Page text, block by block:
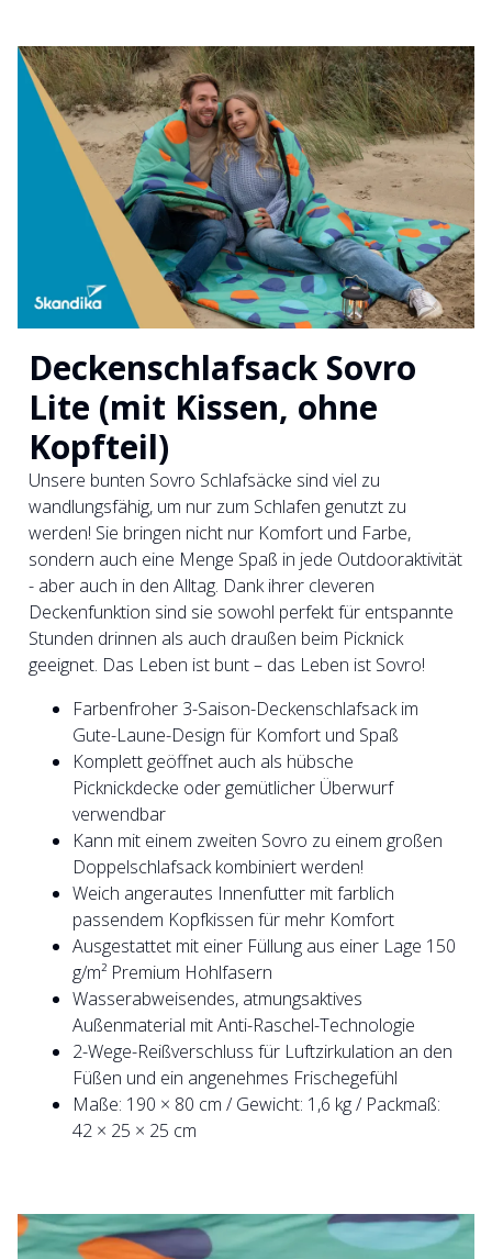
Deckenschlafsack Sovro
Lite (mit Kissen, ohne
Kopfteil)
Unsere bunten Sovro Schlafsäcke sind viel zu
wandlungsfähig, um nur zum Schlafen genutzt zu
werden! Sie bringen nicht nur Komfort und Farbe,
sondern auch eine Menge Spaß in jede Outdooraktivität
- aber auch in den Alltag. Dank ihrer cleveren
Deckenfunktion sind sie sowohl perfekt für entspannte
Stunden drinnen als auch draußen beim Picknick
geeignet. Das Leben ist bunt – das Leben ist Sovro!
Farbenfroher 3-Saison-Deckenschlafsack im
Gute-Laune-Design für Komfort und Spaß
Komplett geöffnet auch als hübsche
Picknickdecke oder gemütlicher Überwurf
verwendbar
Kann mit einem zweiten Sovro zu einem großen
Doppelschlafsack kombiniert werden!
Weich angerautes Innenfutter mit farblich
passendem Kopfkissen für mehr Komfort
Ausgestattet mit einer Füllung aus einer Lage 150
g/m² Premium Hohlfasern
Wasserabweisendes, atmungsaktives
Außenmaterial mit Anti-Raschel-Technologie
2-Wege-Reißverschluss für Luftzirkulation an den
Füßen und ein angenehmes Frischegefühl
Maße: 190 × 80 cm / Gewicht: 1,6 kg / Packmaß:
42 × 25 × 25 cm